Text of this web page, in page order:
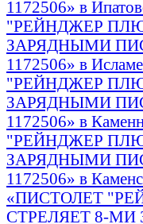
1172506» в
"РЕЙНДЖЕР
ЗАРЯДНЫМИ
1172506» в
"РЕЙНДЖЕР
ЗАРЯДНЫМИ
1172506» в
"РЕЙНДЖЕР
ЗАРЯДНЫМИ
1172506» в
«ПИСТОЛЕТ
СТРЕЛЯЕТ 8-